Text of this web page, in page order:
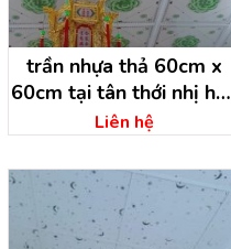
trần nhựa thả 60cm x
60cm tại tân thới nhị hóc
môn- hồ chí minh
Liên hệ